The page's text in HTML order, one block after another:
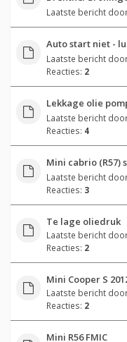
Laatste bericht
Auto start niet -
Laatste bericht
Reacties: 2
Lekkage olie
Laatste bericht
Reacties: 4
Mini cabrio
Laatste bericht
Reacties: 3
Te lage oliedruk
Laatste bericht
Reacties: 2
Mini Cooper S
Laatste bericht
Reacties: 2
Mini R56 FMIC